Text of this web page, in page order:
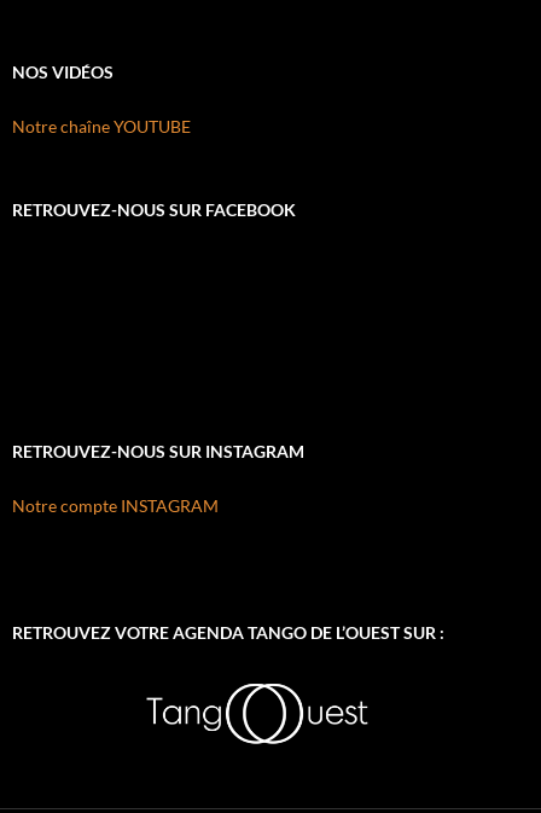
NOS VIDÉOS
Notre chaîne YOUTUBE
RETROUVEZ-NOUS SUR FACEBOOK
RETROUVEZ-NOUS SUR INSTAGRAM
Notre compte INSTAGRAM
RETROUVEZ VOTRE AGENDA TANGO DE L’OUEST SUR :